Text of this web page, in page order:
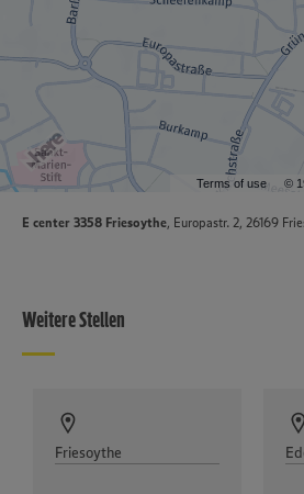
Terms of use ©
E center 3358 Friesoythe, Europastr. 2, 26169
Weitere Stellen
Friesoythe